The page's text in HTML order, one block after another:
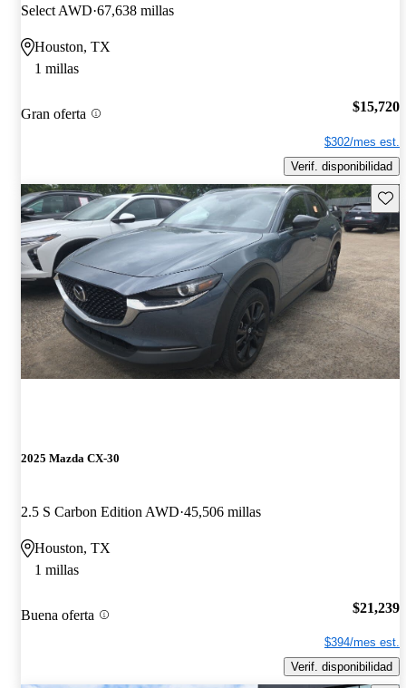
Select AWD 67,638 millas
Houston, TX
1 millas
Gran oferta $15,720
$302/mes est.
Verif. disponibilidad
2025 Mazda CX-30
2.5 S Carbon Edition AWD 45,506 millas
Houston, TX
1 millas
Buena oferta $21,239
$394/mes est.
Verif. disponibilidad